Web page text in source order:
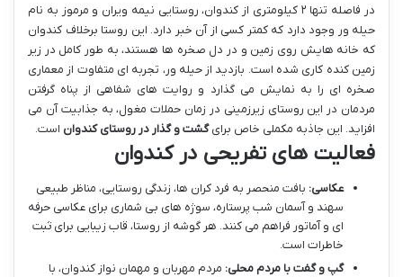
در فاصله تنها ۲ کیلومتری از کندوان، روستایی نیمه ویران و مرموز به نام
حیله ور وجود دارد که کمتر کسی از آن خبر دارد. این روستا برخلاف کندوان
که خانه هایش روی زمین و در دل صخره ها هستند، به طور کامل در زیر
زمین کنده کاری شده است. بازدید از حیله ور، تجربه ای متفاوت از معماری
صخره ای را به نمایش می گذارد و روایت های شفاهی از پناه گرفتن
مردمان در این روستای زیرزمینی در زمان حملات مغول، به جذابیت آن می
افزاید. این جاذبه مکملی خاص برایگشت و گذار در روستای کندوان است.
فعالیت های تفریحی در کندوان
عکاسی: بافت منحصر به فرد کران ها، زندگی روستایی، مناظر طبیعی
سهند و آسمان شب پرستاره، سوژه های بی شماری برای عکاسی حرفه
ای و آماتور فراهم می کنند. هر گوشه از روستا، قاب زیبایی برای ثبت
خاطرات است.
گپ و گفت با مردم محلی: مردم مهربان و مهمان نواز کندوان، با